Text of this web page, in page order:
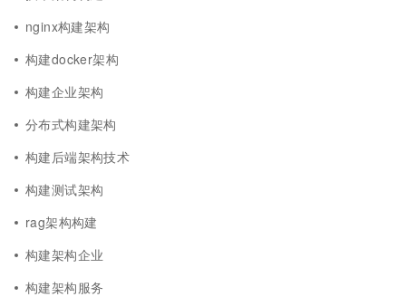
nginx构建架构
构建docker架构
构建企业架构
分布式构建架构
构建后端架构技术
构建测试架构
rag架构构建
构建架构企业
构建架构服务